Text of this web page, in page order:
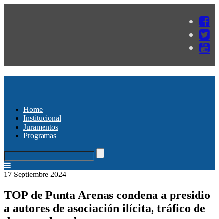
Home
Institucional
Juramentos
Programas
17 Septiembre 2024
TOP de Punta Arenas condena a presidio
a autores de asociación ilícita, tráfico de